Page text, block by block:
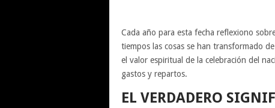
Cada año para esta fecha reflexiono
tiempos las cosas se han transformado
el valor espiritual de la celebración del
gastos y repartos.
EL VERDADERO